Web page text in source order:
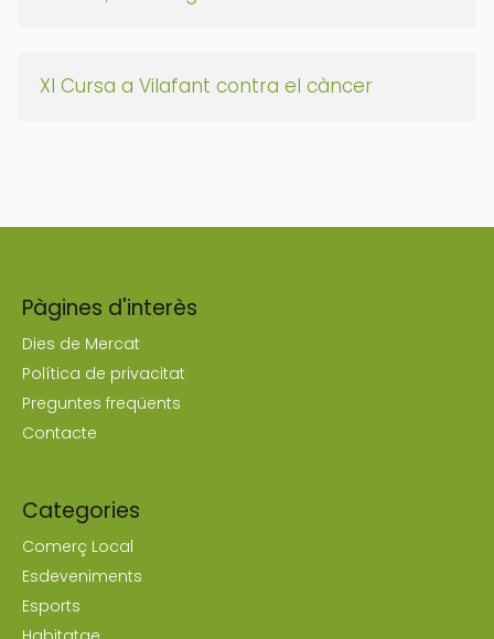
XI Cursa a Vilafant contra el càncer
Pàgines d'interès
Dies de Mercat
Política de privacitat
Preguntes freqüents
Contacte
Categories
Comerç Local
Esdeveniments
Esports